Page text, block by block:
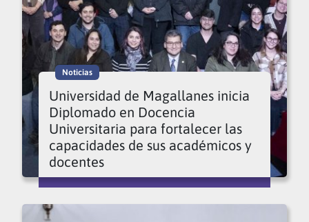
Noticias
Universidad de Magallanes inicia
Diplomado en Docencia
Universitaria para fortalecer las
capacidades de sus académicos y
docentes